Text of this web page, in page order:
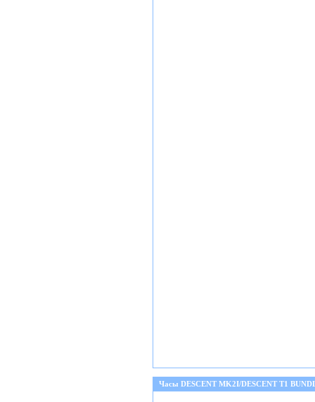
Часы DESCENT MK2I/DESCENT T1